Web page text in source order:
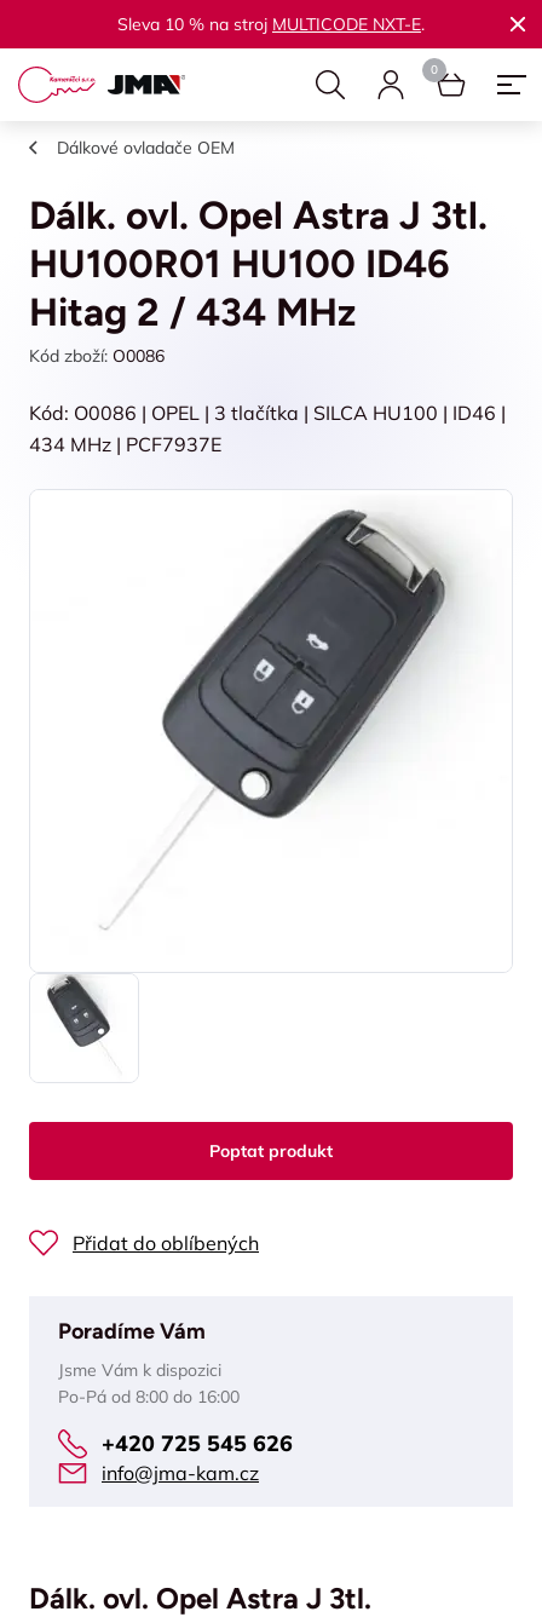
Sleva 10 % na stroj MULTICODE NXT-E.
Dálkové ovladače OEM
Dálk. ovl. Opel Astra J 3tl.
HU100R01 HU100 ID46
Hitag 2 / 434 MHz
Kód zboží: O0086
Kód: O0086 | OPEL | 3 tlačítka | SILCA HU100 | ID46 |
434 MHz | PCF7937E
Poptat produkt
Přidat do oblíbených
Poradíme Vám
Jsme Vám k dispozici
Po-Pá od 8:00 do 16:00
+420 725 545 626
info@jma-kam.cz
Dálk. ovl. Opel Astra J 3tl.